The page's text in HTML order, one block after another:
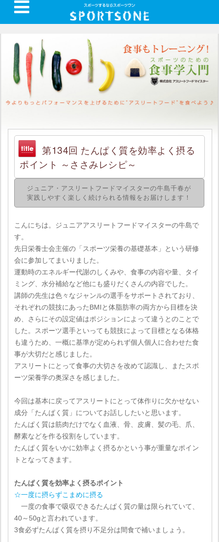
第134回 たんぱく質を効率よく摂る
ポイント ～ささみレシピ～
ジュニア・アスリートフードマイスターの牛島千春が
実践しやすく楽しく続けられる情報をお届けします！
こんにちは。ジュニアアスリートフードマイスターの牛島で
す。
先日栄養士会主催の「スポーツ栄養の基礎基本」という研修
会に参加してまいりました。
運動時のエネルギー代謝のしくみや、食事の内容や量、タイ
ミング、水分補給など他にも盛りだくさんの内容でした。
講師の先生は色々なジャンルの選手をサポートされており、
それぞれの競技にあったBMIと体脂肪率の両方から目標を決
め、さらにその設定値はポジションによって違うとのことで
した。スポーツ選手といっても競技によって目標となる体格
も違うため、一概に基準が定められず個人個人に合わせた食
事が大切だと感じました。
アスリートにとって食事の大切さを改めて認識し、またスポ
ーツ栄養学の奥深さを感じました。
今回は基本に戻ってアスリートにとって体作りに欠かせない
成分「たんぱく質」についてお話ししたいと思います。
たんぱく質は筋肉だけでなく血液、骨、皮膚、髪の毛、爪、
酵素などを作る役割をしています。
たんぱく質をいかに効率よく摂るかという事が重量なポイン
トとなってきます。
たんぱく質を効率よく摂るポイント
☆一度に摂らずこまめに摂る
一度の食事で吸収できるたんぱく質の量は限られていて、
40～50gと言われています。
3食必ずたんぱく質を摂り不足分は間食で補いましょう。